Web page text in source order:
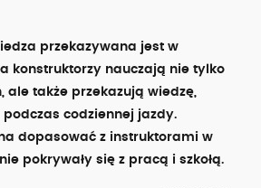
przekazywana jest w
konstruktorzy nauczają nie tylko
ale także przekazują wiedzę,
codziennej jazdy.
dopasować z instruktorami w
pokrywały się z pracą i szkołą.